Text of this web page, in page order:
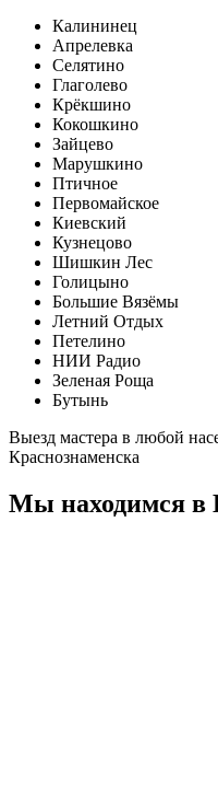
Калининец
Апрелевка
Селятино
Глаголево
Крёкшино
Кокошкино
Зайцево
Марушкино
Птичное
Первомайское
Киевский
Кузнецово
Шишкин Лес
Голицыно
Большие Вязёмы
Летний Отдых
Петелино
НИИ Радио
Зеленая Роща
Бутынь
Выезд мастера в любой
Краснознаменска
Мы находимся в